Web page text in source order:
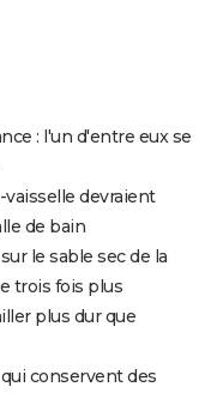
: l'un d'entre eux se
devraient
de bain
le sable sec de la
trois fois plus
plus dur que
conservent des